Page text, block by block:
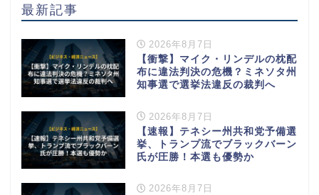
最新記事
2026年8月7日
【衝撃】マイク・リンデルの枕配
布に違法判決の危機？ミネソタ州
知事選で選挙法違反の裁判へ
2026年8月7日
【速報】テネシー州共和党予備選
挙、トランプ流でブラックバーン
氏が圧勝！本選も優勢か
2026年8月7日